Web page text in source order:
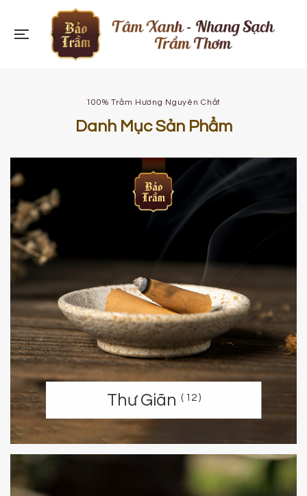
100% Trầm Hương Nguyên Chất
Danh Mục Sản Phẩm
Thư Giãn ( 12 )